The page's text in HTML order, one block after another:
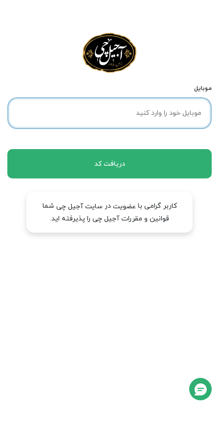
موبایل
دریافت کد
کاربر گرامی با عضویت در سایت آجیل چی شما
قوانین و مقررات آجیل چی را پذیرفته اید.